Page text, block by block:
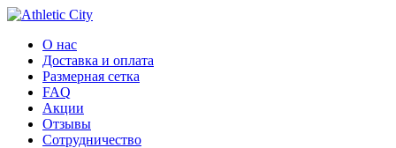
О нас
Доставка и оплата
Размерная сетка
FAQ
Акции
Отзывы
Сотрудничество